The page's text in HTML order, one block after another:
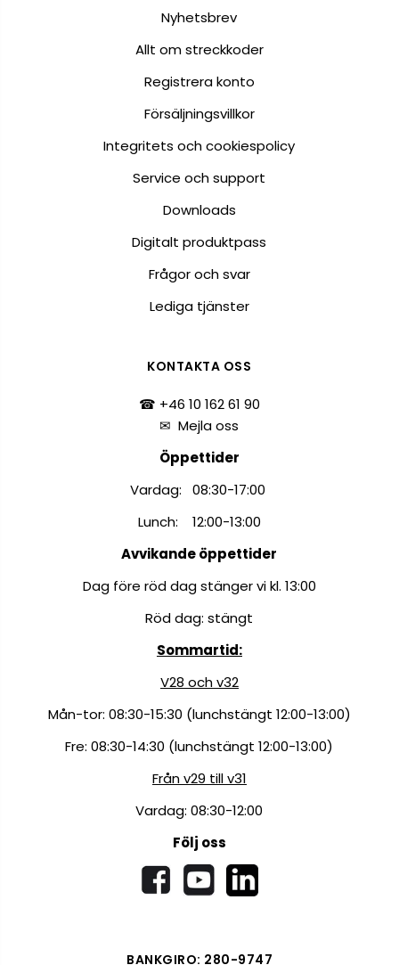
Nyhetsbrev
Allt om streckkoder
Registrera konto
Försäljningsvillkor
Integritets och cookiespolicy
Service och support
Downloads
Digitalt produktpass
Frågor och svar
Lediga tjänster
KONTAKTA OSS
☎ +46 10 162 61 90
✉Mejla oss
Öppettider
Vardag: 08:30-17:00
Lunch: 12:00-13:00
Avvikande öppettider
Dag före röd dag stänger vi kl. 13:00
Röd dag: stängt
Sommartid:
V28 och v32
Mån-tor: 08:30-15:30 (lunchstängt 12:00-13:00)
Fre: 08:30-14:30 (lunchstängt 12:00-13:00)
Från v29 till v31
Vardag: 08:30-12:00
Följ oss
BANKGIRO: 280-9747